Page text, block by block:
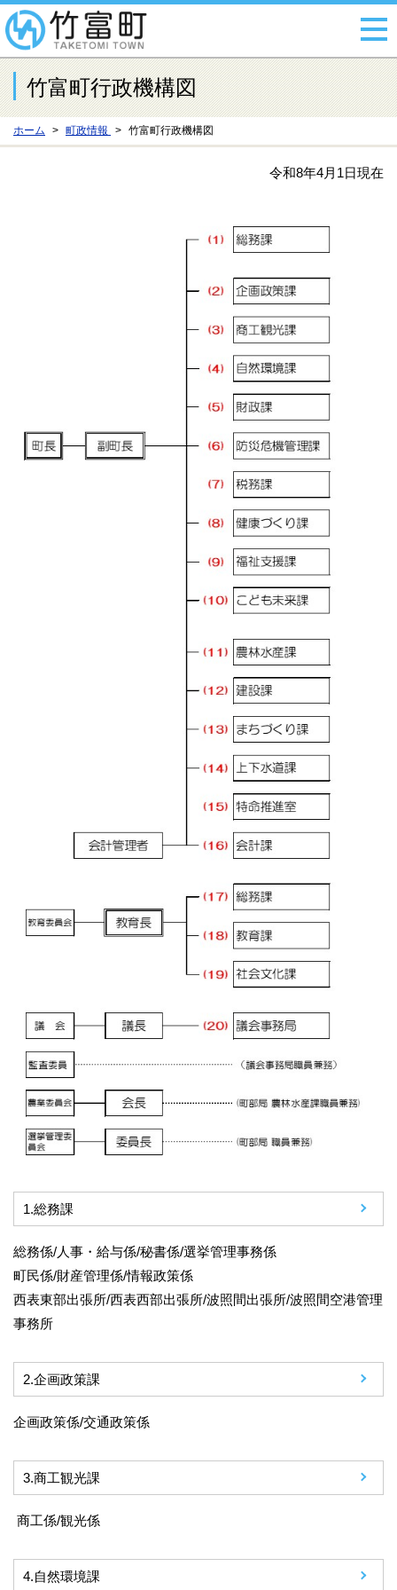
竹富町行政機構図
ホーム 町政情報 竹富町行政機構図
令和8年4月1日現在
1.総務課
総務係/人事・給与係/秘書係/選挙管理事務係
町民係/財産管理係/情報政策係
西表東部出張所/西表西部出張所/波照間出張所/波照間空港管理
事務所
2.企画政策課
企画政策係/交通政策係
3.商工観光課
商工係/観光係
4.自然環境課